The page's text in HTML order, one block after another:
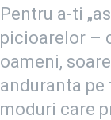
Pentru a-ti
picioarelor –
oameni,
anduranta pe
moduri care